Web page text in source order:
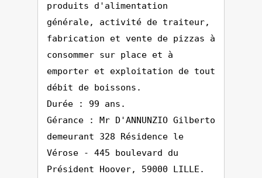
produits d'alimentation
générale, activité de traiteur,
fabrication et vente de pizzas à
consommer sur place et à
emporter et exploitation de tout
débit de boissons.
Durée : 99 ans.
Gérance : Mr D'ANNUNZIO Gilberto
demeurant 328 Résidence le
Vérose - 445 boulevard du
Président Hoover, 59000 LILLE.